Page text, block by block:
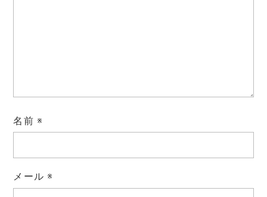
名前 ※
メール ※